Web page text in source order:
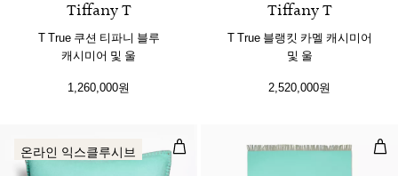
Tiffany T
T True 쿠션 티파니 블루
캐시미어 및 울
1,260,000원
Tiffany T
T True 블랭킷 카멜 캐시미어
및 울
2,520,000원
쿠션, 티파니 블루 및 카멜 브라운
온라인 익스클루시브 블